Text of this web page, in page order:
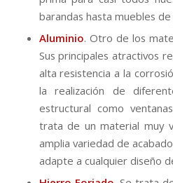
barandas hasta muebles de
Aluminio. Otro de los
Sus principales atractivos
alta resistencia a la
la realización de
estructural como
trata de un material muy
amplia variedad de
adapte a cualquier diseño